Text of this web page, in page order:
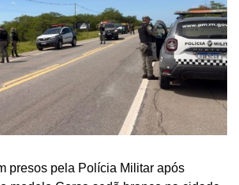
presos pela Polícia Militar após